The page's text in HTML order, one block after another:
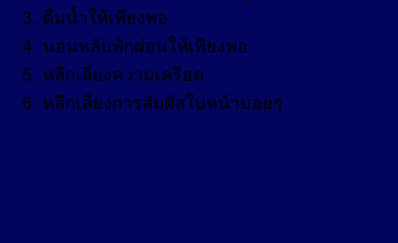
ดื่มน้ำให้เพียงพอ
นอนหลับพักผ่อนให้เพียงพอ
หลีกเลี่ยงความเครียด
หลีกเลี่ยงการสัมผัสใบหน้าบ่อยๆ